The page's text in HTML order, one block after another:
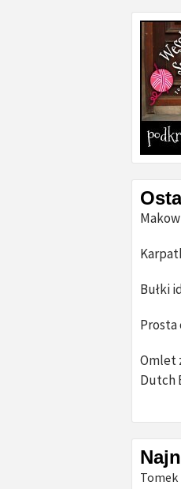
Bułki
Prosta
Omlet
Dutch
Tomek